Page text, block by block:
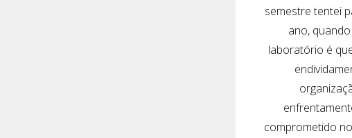
semestre tentei
ano,
laboratório é
comprometido